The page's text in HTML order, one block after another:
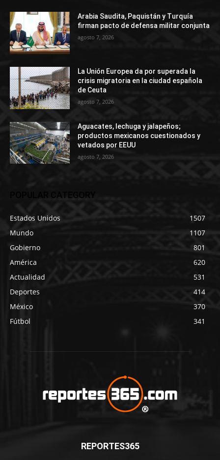
Arabia Saudita, Paquistán y Turquía
firman pacto de defensa militar conjunta
agosto 7, 2026
La Unión Europea da por superada la
crisis migratoria en la ciudad española
de Ceuta
agosto 7, 2026
Aguacates, lechuga y jalapeños;
productos mexicanos cuestionados y
vetados por EEUU
agosto 7, 2026
POPULAR CATEGORY
Estados Unidos
1507
Mundo
1107
Gobierno
801
América
620
Actualidad
531
Deportes
414
México
370
Fútbol
341
REPORTES365